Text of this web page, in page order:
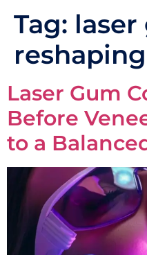
Tag:
reshaping
Laser Gum
Before
to a